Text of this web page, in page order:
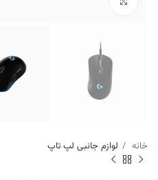
خانه لوازم جانبی لپ تاپ